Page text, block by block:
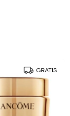
GRATIS